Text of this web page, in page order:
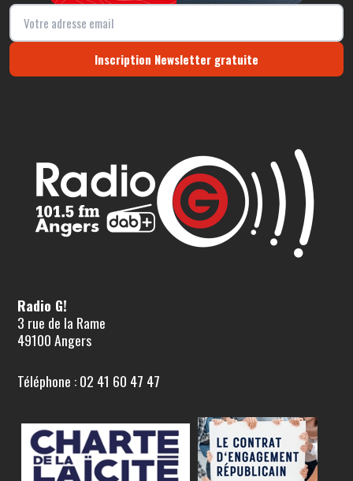
Inscription Newsletter gratuite
Radio G!
3 rue de la Rame
49100 Angers
Téléphone : 02 41 60 47 47